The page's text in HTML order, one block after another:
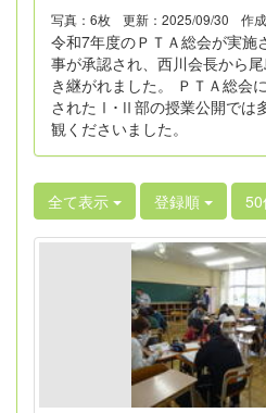
写真：6枚 更新：2025/09/30 作
令和7年度のＰＴＡ総会が実施
事が承認され、西川会長から
き継がれました。 ＰＴＡ総会
されたⅠ･Ⅱ部の授業公開では
観くださいました。
全て表示 登録順